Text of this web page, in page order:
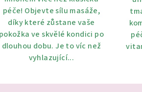
5
hvězdiček.
péče! Objevte sílu masáže,
díky které zůstane vaše
pokožka ve skvělé kondici po
dlouhou dobu. Je to víc než
vyhlazující...